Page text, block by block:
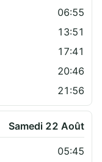
06:55
13:51
17:41
20:46
21:56
Samedi 22 Août
05:45